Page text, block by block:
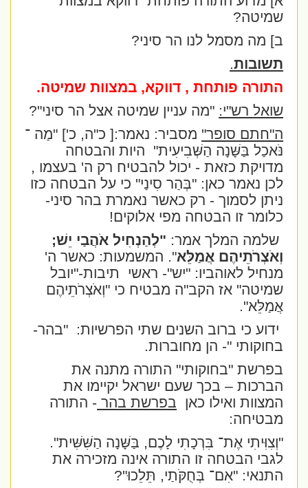
שמיטה?
ב] מה מסמל לנו הר סיני?
תשובות.
התורה פותחת , דווקא, במצוות שמיטה.
שואל רש"י:"מה עניין שמיטה אצל הר סיני"?
ה"חתם סופר"מסביר: נאמר:[ כ"ה, כ'] "מַה ־
נֹּאכַל בַּשָּׁנָה הַשְּׁבִיעִית" היות והבטחה
מדויקת כזאת - יכול להבטיח רק ה' בעצמו ,
לכן נאמר כאן: "בְּהַר סִינַי" כי על הבטחה כזו
ניתן לסמוך - רק כאשר נאמרת בהר סיני-
כלומר זו הבטחה מפי אלוקים!
שלמה המלך אמר:" לְהַנְחִיל אֹהֲבַי יֵשׁ;
וְאֹצְרֹתֵיהֶם אֲמַלֵּא".המשמעות: כאשר ה'
מנחיל לאוהביו: "יש"- ראשי תיבות-"יובל
שמיטה" אז הקב"ה מבטיח כי"וְאֹצְרֹתֵיהֶם
אֲמַלֵּא".
ידוע כי ברוב השנים שתי הפרשיות: "בהר-
בחוקותי "- הן מחוברות.
בפרשת "בחוקותי" התורה מתנה את
הברכות – בכך שעם ישראל יקיימו את
המצוות ואילו כאן בפרשת בהר- התורה
מבטיחה:
"וְצִוִּיתִי אֶת־ בִּרְכָתִי לָכֶם, בַּשָּׁנָה הַשִּׁשִּׁית".
לגבי הבטחה זו התורה אינה מזכירה את
התנאי: " אִם־ בְּחֻקֹּתַי, תֵּלֵכוּ"?